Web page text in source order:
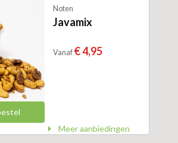
Noten
Javamix
Vanaf € 4,95
Meer aanbiedingen